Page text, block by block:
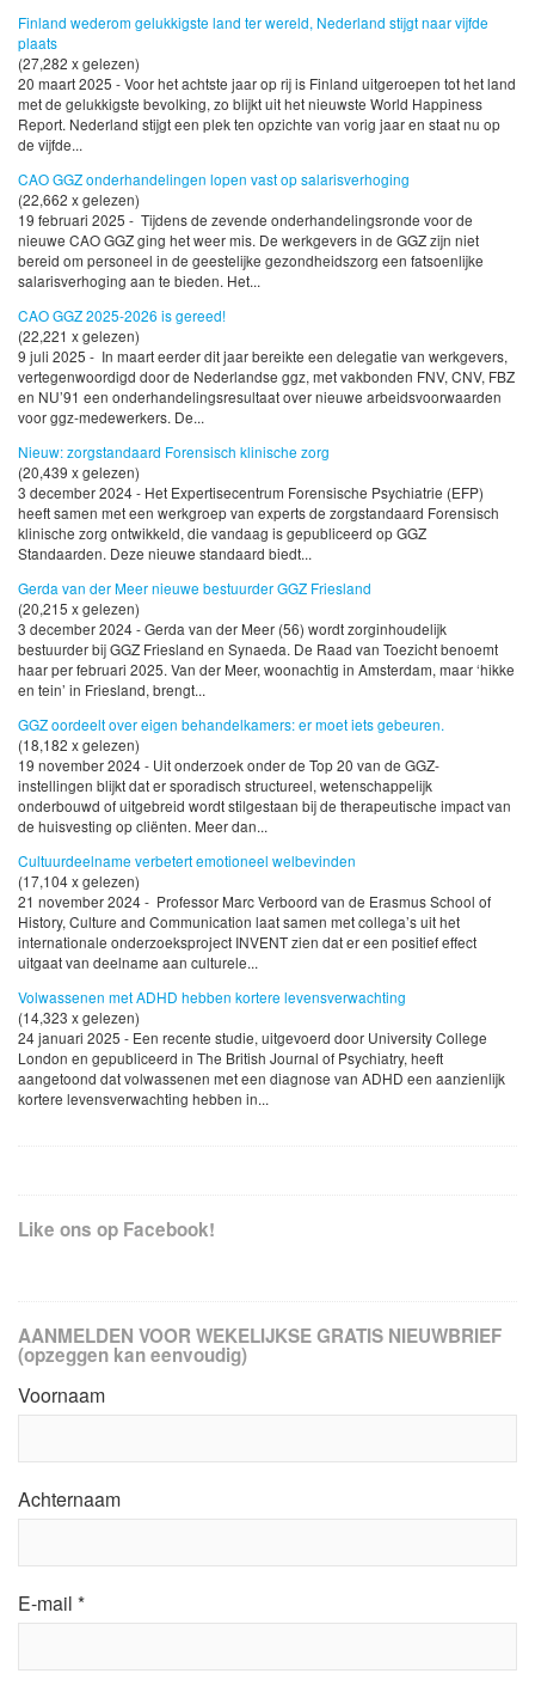
Finland wederom gelukkigste land ter wereld, Nederland stijgt naar vijfde
plaats
(27,282 x gelezen)
20 maart 2025 - Voor het achtste jaar op rij is Finland uitgeroepen tot het land
met de gelukkigste bevolking, zo blijkt uit het nieuwste World Happiness
Report. Nederland stijgt een plek ten opzichte van vorig jaar en staat nu op
de vijfde...
CAO GGZ onderhandelingen lopen vast op salarisverhoging
(22,662 x gelezen)
19 februari 2025 - Tijdens de zevende onderhandelingsronde voor de
nieuwe CAO GGZ ging het weer mis. De werkgevers in de GGZ zijn niet
bereid om personeel in de geestelijke gezondheidszorg een fatsoenlijke
salarisverhoging aan te bieden. Het...
CAO GGZ 2025-2026 is gereed!
(22,221 x gelezen)
9 juli 2025 - In maart eerder dit jaar bereikte een delegatie van werkgevers,
vertegenwoordigd door de Nederlandse ggz, met vakbonden FNV, CNV, FBZ
en NU’91 een onderhandelingsresultaat over nieuwe arbeidsvoorwaarden
voor ggz-medewerkers. De...
Nieuw: zorgstandaard Forensisch klinische zorg
(20,439 x gelezen)
3 december 2024 - Het Expertisecentrum Forensische Psychiatrie (EFP)
heeft samen met een werkgroep van experts de zorgstandaard Forensisch
klinische zorg ontwikkeld, die vandaag is gepubliceerd op GGZ
Standaarden. Deze nieuwe standaard biedt...
Gerda van der Meer nieuwe bestuurder GGZ Friesland
(20,215 x gelezen)
3 december 2024 - Gerda van der Meer (56) wordt zorginhoudelijk
bestuurder bij GGZ Friesland en Synaeda. De Raad van Toezicht benoemt
haar per februari 2025. Van der Meer, woonachtig in Amsterdam, maar ‘hikke
en tein’ in Friesland, brengt...
GGZ oordeelt over eigen behandelkamers: er moet iets gebeuren.
(18,182 x gelezen)
19 november 2024 - Uit onderzoek onder de Top 20 van de GGZ-
instellingen blijkt dat er sporadisch structureel, wetenschappelijk
onderbouwd of uitgebreid wordt stilgestaan bij de therapeutische impact van
de huisvesting op cliënten. Meer dan...
Cultuurdeelname verbetert emotioneel welbevinden
(17,104 x gelezen)
21 november 2024 - Professor Marc Verboord van de Erasmus School of
History, Culture and Communication laat samen met collega’s uit het
internationale onderzoeksproject INVENT zien dat er een positief effect
uitgaat van deelname aan culturele...
Volwassenen met ADHD hebben kortere levensverwachting
(14,323 x gelezen)
24 januari 2025 - Een recente studie, uitgevoerd door University College
London en gepubliceerd in The British Journal of Psychiatry, heeft
aangetoond dat volwassenen met een diagnose van ADHD een aanzienlijk
kortere levensverwachting hebben in...
Like ons op Facebook!
AANMELDEN VOOR WEKELIJKSE GRATIS NIEUWBRIEF
(opzeggen kan eenvoudig)
Voornaam
Achternaam
E-mail *